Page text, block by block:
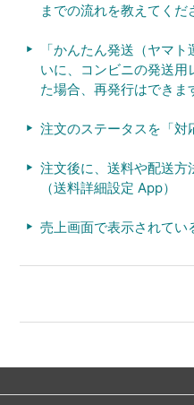
までの流れを教えてくだ
「かんたん発送（ヤマ
いに、コンビニの発送用
た場合、再発行はできま
注文のステータスを「対
注文後に、送料や配送方
（送料詳細設定 App）
売上画面で表示されてい